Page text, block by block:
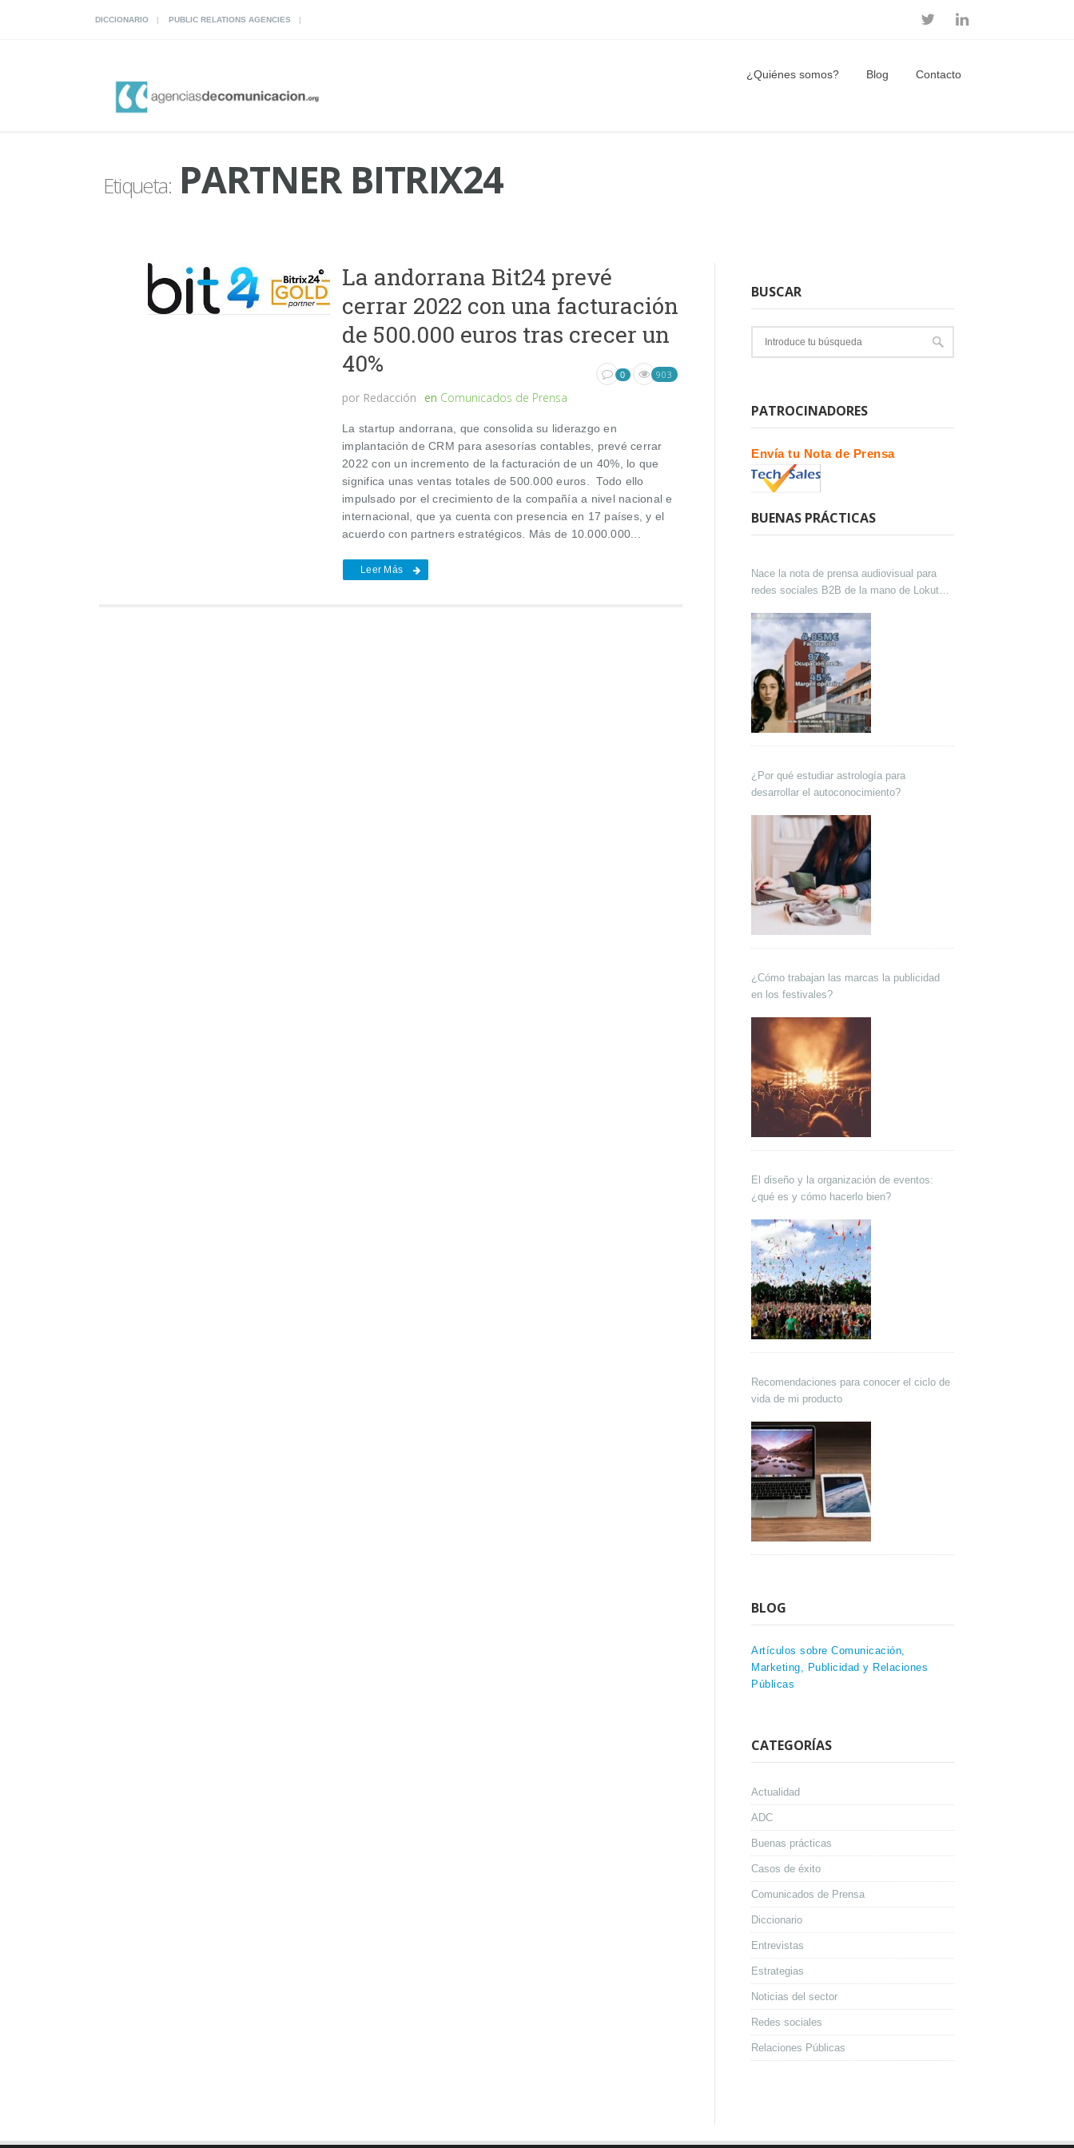
DICCIONARIO PUBLIC RELATIONS AGENCIES
¿Quiénes somos? Blog Contacto
Etiqueta:PARTNER BITRIX24
La andorrana Bit24 prevé
cerrar 2022 con una facturación
de 500.000 euros tras crecer un
40%
por Redacción en Comunicados de Prensa
0 903
La startup andorrana, que consolida su liderazgo en
implantación de CRM para asesorías contables, prevé cerrar
2022 con un incremento de la facturación de un 40%, lo que
significa unas ventas totales de 500.000 euros. Todo ello
impulsado por el crecimiento de la compañía a nivel nacional e
internacional, que ya cuenta con presencia en 17 países, y el
acuerdo con partners estratégicos. Más de 10.000.000...
Leer Más
BUSCAR
PATROCINADORES
Envía tu Nota de Prensa
BUENAS PRÁCTICAS
Nace la nota de prensa audiovisual para
redes sociales B2B de la mano de Lokutor
¿Por qué estudiar astrología para
desarrollar el autoconocimiento?
¿Cómo trabajan las marcas la publicidad
en los festivales?
El diseño y la organización de eventos:
¿qué es y cómo hacerlo bien?
Recomendaciones para conocer el ciclo de
vida de mi producto
BLOG
Artículos sobre Comunicación,
Marketing, Publicidad y Relaciones
Públicas
CATEGORÍAS
Actualidad
ADC
Buenas prácticas
Casos de éxito
Comunicados de Prensa
Diccionario
Entrevistas
Estrategias
Noticias del sector
Redes sociales
Relaciones Públicas